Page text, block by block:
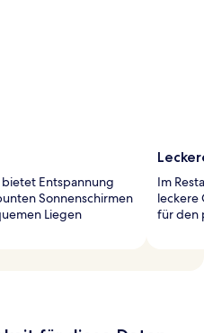
Entspannung
Sonnenschirmen
Liegen
Im
leckere
für den